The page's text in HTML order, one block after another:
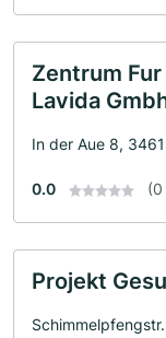
Zentrum
Lavida
In der Aue 8,
0.0 (0
Projekt